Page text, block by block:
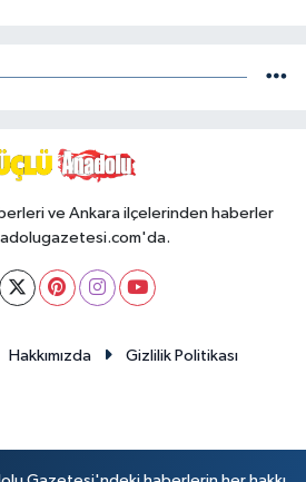
ve Ankara ilçelerinden haberler
Hakkımızda
Gizlilik Politikası